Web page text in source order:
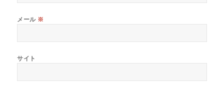
メール ※
サイト